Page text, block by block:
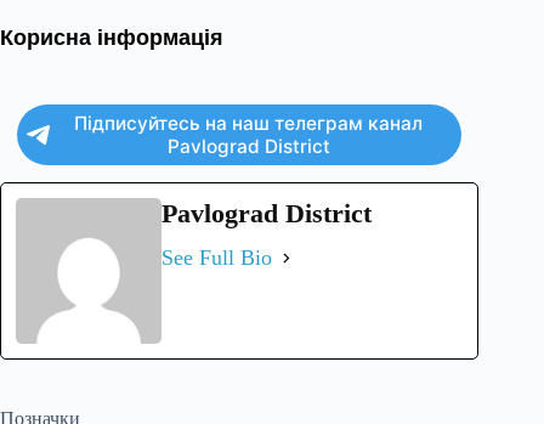
Корисна інформація
Підписуйтесь на наш телеграм канал
Pavlograd District
Pavlograd District
See Full Bio
Позначки